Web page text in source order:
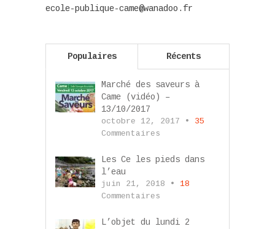
ecole-publique-came@wanadoo.fr
Populaires Récents
Marché des saveurs à
Came (vidéo) –
13/10/2017
octobre 12, 2017 • 35
Commentaires
Les Ce les pieds dans
l’eau
juin 21, 2018 • 18
Commentaires
L’objet du lundi 2